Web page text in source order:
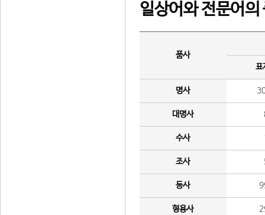
일상어와 전문어의
품사
표
명사
대명사
수사
조사
동사
형용사